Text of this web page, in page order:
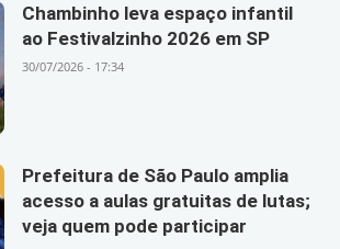
Chambinho leva espaço infantil
ao Festivalzinho 2026 em SP
30/07/2026 - 17:34
Prefeitura de São Paulo amplia
acesso a aulas gratuitas de lutas;
veja quem pode participar